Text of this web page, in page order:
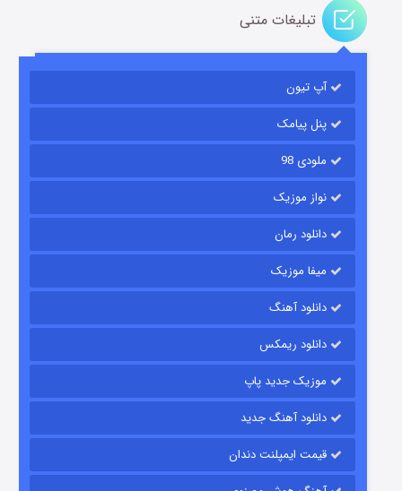
باب اسفنجی فصل ۱۷
قسمت۶ (زیرنویس) منتشر شد
قسمت۱۵ (دوبله) منتشر شد
تبلیغات متنی
آپ تیون
پنل پیامک
ملودی 98
نواز موزیک
دانلود رمان
میفا موزیک
دانلود آهنگ
دانلود ریمکس
موزیک جدید پاپ
دانلود آهنگ جدید
قیمت ایمپلنت دندان